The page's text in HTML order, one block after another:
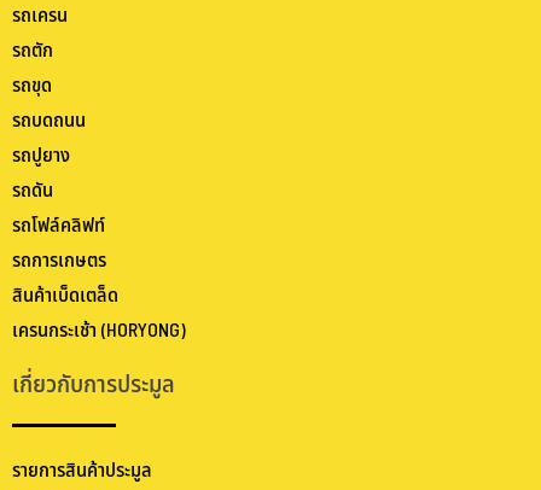
รถเครน
รถตัก
รถขุด
รถบดถนน
รถปูยาง
รถดัน
รถโฟล์คลิฟท์
รถการเกษตร
สินค้าเบ็ดเตล็ด
เครนกระเช้า (HORYONG)
เกี่ยวกับการประมูล
รายการสินค้าประมูล